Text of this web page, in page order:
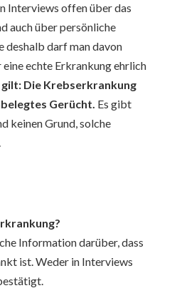
Interviews offen über das
auch über persönliche
deshalb darf man davon
eine echte Erkrankung ehrlich
gilt: Die Krebserkrankung
Gerücht. Es gibt
keinen Grund, solche
Information darüber, dass
ist. Weder in Interviews